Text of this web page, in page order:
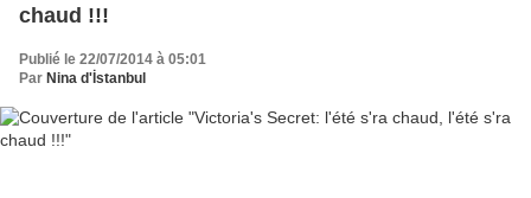
chaud !!!
Publié le 22/07/2014 à 05:01
Par Nina d'İstanbul